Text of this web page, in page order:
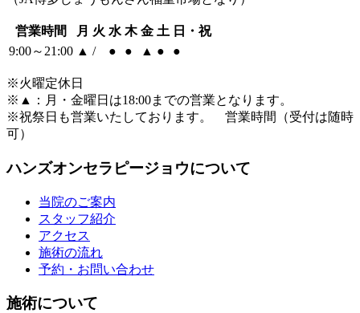
営業時間 月 火 水 木 金 土 日・祝
9:00～21:00 ▲ / ● ● ▲ ● ●
※火曜定休日
※ ▲
：月・金曜日は18:00までの営業となります。
※祝祭日も営業いたしております。 営業時間（受付は随時
可）
ハンズオンセラピージョウについて
当院のご案内
スタッフ紹介
アクセス
施術の流れ
予約・お問い合わせ
施術について